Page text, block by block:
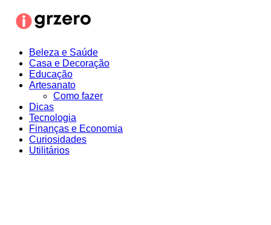
para
Beleza e Saúde
Casa e Decoração
Educação
Artesanato
Como fazer
Dicas
Tecnologia
Finanças e Economia
Curiosidades
Utilitários